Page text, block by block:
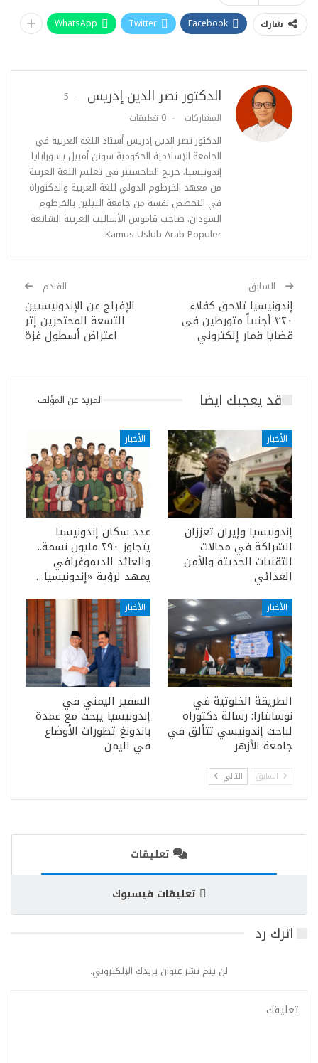
شارك Facebook
Twitter
WhatsApp
الدكتور نصر الدين إدريس
5
المشاركات
0 تعليقات
الدكتور نصر الدين إدريس أستاذ اللغة العربية في
الجامعة الإسلامية الحكومية سونن أمبيل يسورابايا
إندونيسيا. خريج الماجستير في تعليم اللغة العربية
من معهد الخرطوم الدولي للغة العربية والدكتوراة
في التخصص نفسه من جامعة النيلين بالخرطوم
السودان. صاحب قاموس الأساليب العربية الشائعة
Kamus Uslub Arab Populer.
السابق
إندونيسيا تلاحق كفلاء
٣٢٠ أجنبياً متورطين في
قضايا قمار إلكتروني
القادم
الإفراج عن الإندونيسيين
التسعة المحتجزين إثر
اعتراض أسطول غزة
قد يعجبك ايضا المزيد عن المؤلف
الأخبار
إندونيسيا وإيران تعززان
الشراكة في مجالات
التقنيات الحديثة والأمن
الغذائي
الأخبار
عدد سكان إندونيسيا
يتجاوز ٢٩٠ مليون نسمة..
والعائد الديموغرافي
يمهد لرؤية «إندونيسيا…
الأخبار
الطريقة الخلوتية في
نوسانتارا: رسالة دكتوراه
لباحث إندونيسي تتألق في
جامعة الأزهر
الأخبار
السفير اليمني في
إندونيسيا يبحث مع عمدة
باندونغ تطورات الأوضاع
في اليمن
السابق التالي
تعليقات
تعليقات فيسبوك
اترك رد
لن يتم نشر عنوان بريدك الإلكتروني.